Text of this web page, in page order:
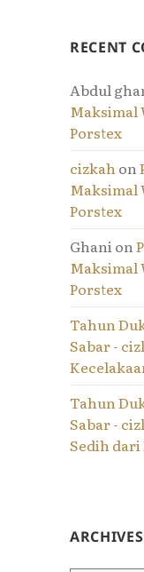
RECENT
Abdul
Maksimal
Porstex
cizkahon
Maksimal
Porstex
Ghanion
Maksimal
Porstex
Tahun
Sabar -
Tahun
Sabar -
Sedih
ARCHIVES